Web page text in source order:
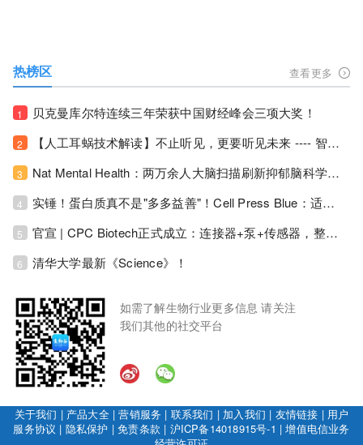
热榜区 查看更多
1 贝克曼库尔特连续三年荣获中国财经峰会三项大奖！
2 【人工耳蜗技术解读】不止听见，更要听见未来 ---- 智能耳蜗，开启人工耳蜗技术新纪元！
3 Nat Mental Health：两万余人大脑扫描刷新抑郁脑科学认知！抑郁不只是情绪病，视觉、运动脑区同步受损！
4 实锤！蛋白质真不是"多多益善"！Cell Press Blue：适度限蛋白，反而拉长健康寿命！
5 官宣 | CPC Biotech正式成立：连接器+泵+传感器，整合生物制药流体管理解决方案！
6 清华大学最新《Science》！
如需了解生物行业更多信息 请关注
我们其他的社交平台
关于我们 | 产品大全|营销服务 | 联系我们 | 加入我们 | 友情链接 | 用户
服务协议 | 隐私保护 |免责条款 | 沪ICP备14018915号-1 |增值电信业务